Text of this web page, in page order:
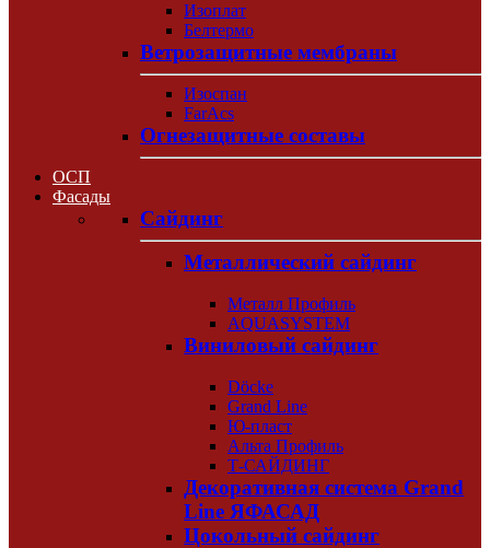
Изоплат
Белтермо
Ветрозащитные мембраны
Изоспан
FarAcs
Огнезащитные составы
ОСП
Фасады
Сайдинг
Металлический сайдинг
Металл Профиль
AQUASYSTEM
Виниловый сайдинг
Döcke
Grand Line
Ю-пласт
Альта Профиль
Т-САЙДИНГ
Декоративная система Grand
Line ЯФАСАД
Цокольный сайдинг